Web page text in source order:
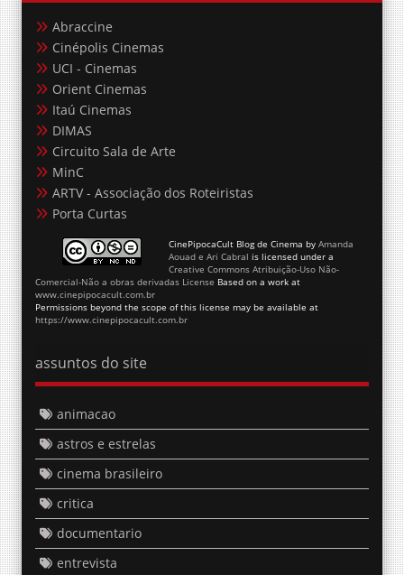
Abraccine
Cinépolis Cinemas
UCI - Cinemas
Orient Cinemas
Itaú Cinemas
DIMAS
Circuito Sala de Arte
MinC
ARTV - Associação dos Roteiristas
Porta Curtas
CinePipocaCult Blog de Cinema by Amanda
Aouad e Ari Cabral is licensed under a
Creative Commons Atribuição-Uso Não-
Comercial-Não a obras derivadas License Based on a work at
www.cinepipocacult.com.br
Permissions beyond the scope of this license may be available at
https://www.cinepipocacult.com.br
assuntos do site
animacao
astros e estrelas
cinema brasileiro
critica
documentario
entrevista